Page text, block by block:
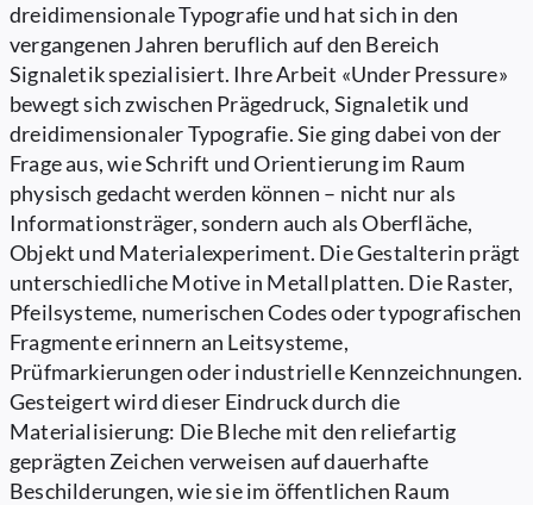
dreidimensionale Typografie und hat sich in den
vergangenen Jahren beruflich auf den Bereich
Signaletik spezialisiert. Ihre Arbeit «Under Pressure»
bewegt sich zwischen Prägedruck, Signaletik und
dreidimensionaler Typografie. Sie ging dabei von der
Frage aus, wie Schrift und Orientierung im Raum
physisch gedacht werden können – nicht nur als
Informationsträger, sondern auch als Oberfläche,
Objekt und Materialexperiment. Die Gestalterin prägt
unterschiedliche Motive in Metallplatten. Die Raster,
Pfeilsysteme, numerischen Codes oder typografischen
Fragmente erinnern an Leitsysteme,
Prüfmarkierungen oder industrielle Kennzeichnungen.
Gesteigert wird dieser Eindruck durch die
Materialisierung: Die Bleche mit den reliefartig
geprägten Zeichen verweisen auf dauerhafte
Beschilderungen, wie sie im öffentlichen Raum